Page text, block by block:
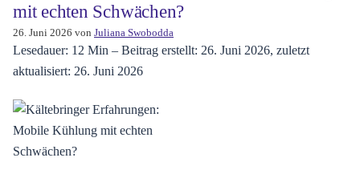
mit echten Schwächen?
26. Juni 2026 von Juliana Swobodda
Lesedauer: 12 Min – Beitrag erstellt: 26. Juni 2026, zuletzt
aktualisiert: 26. Juni 2026